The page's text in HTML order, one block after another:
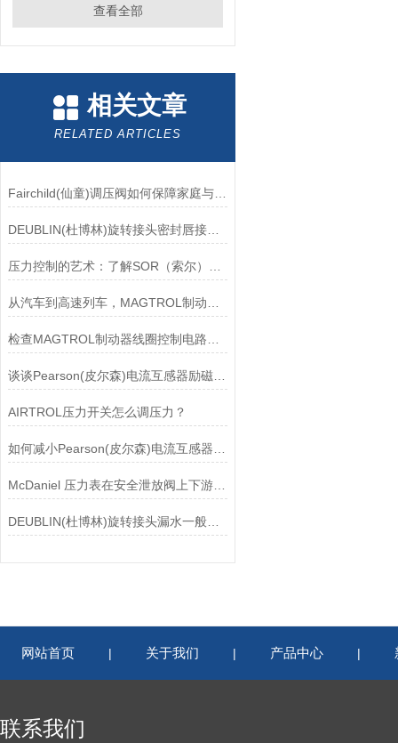
查看全部
相关文章
RELATED ARTICLES
Fairchild(仙童)调压阀如何保障家庭与工业安全？
DEUBLIN(杜博林)旋转接头密封唇接觖宽度和负载
谈谈Pearson(皮尔森)电流互感器励磁特性试验的目的
AIRTROL压力开关怎么调压力？
McDaniel 压力表在安全泄放阀上下游压力监测中的应用
DEUBLIN(杜博林)旋转接头漏水一般应从以下几个方面来找原因
网站首页 | 关于我们 | 产品中心 |
联系我们